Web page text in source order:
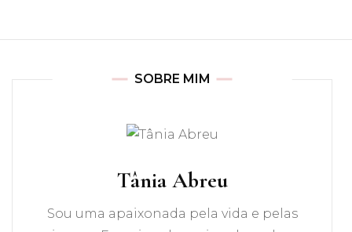
SOBRE MIM
Tânia Abreu
Sou uma apaixonada pela vida e pelas